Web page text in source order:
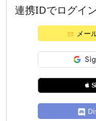
連携IDでログイ
メー
